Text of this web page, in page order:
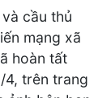
cầu thủ
mạng xã
hoàn tất
4, trên trang